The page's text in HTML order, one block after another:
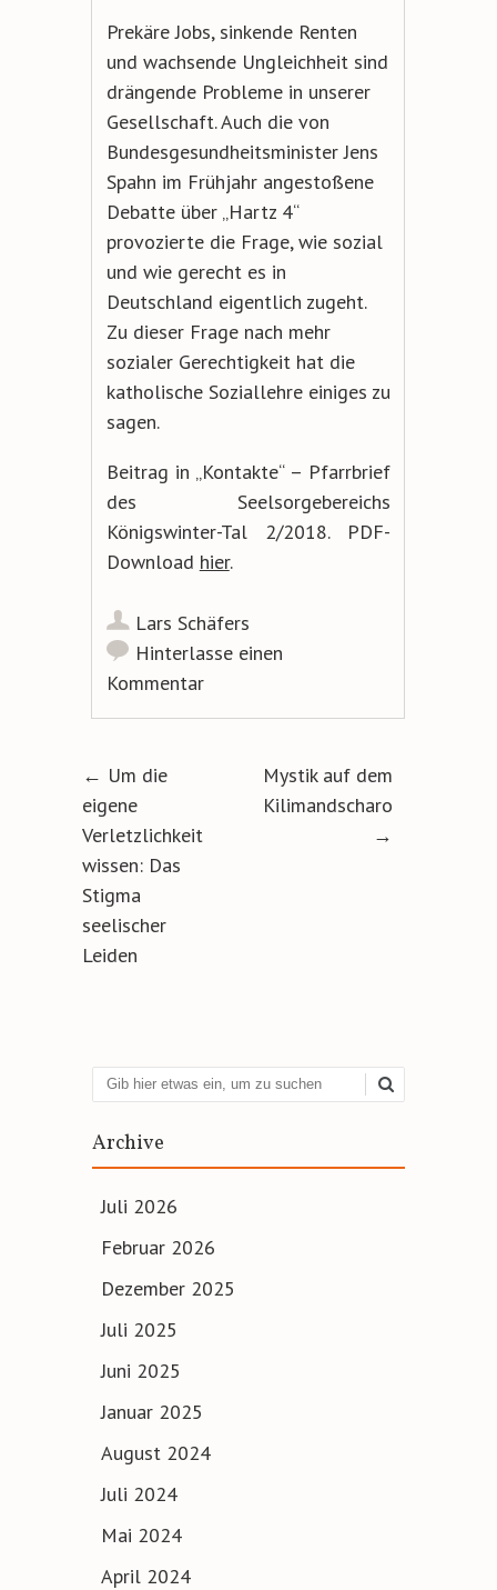
Prekäre Jobs, sinkende Renten
und wachsende Ungleichheit sind
drängende Probleme in unserer
Gesellschaft. Auch die von
Bundesgesundheitsminister Jens
Spahn im Frühjahr angestoßene
Debatte über „Hartz 4“
provozierte die Frage, wie sozial
und wie gerecht es in
Deutschland eigentlich zugeht.
Zu dieser Frage nach mehr
sozialer Gerechtigkeit hat die
katholische Soziallehre einiges zu
sagen.
Beitrag in „Kontakte“ – Pfarrbrief
des Seelsorgebereichs
Königswinter-Tal 2/2018. PDF-
Download hier.
Lars Schäfers
Hinterlasse einen
Kommentar
Artikel-Navigation
← Um die
eigene
Verletzlichkeit
wissen: Das
Stigma
seelischer
Leiden
Mystik auf dem
Kilimandscharo
→
Suchen
Archive
Juli 2026
Februar 2026
Dezember 2025
Juli 2025
Juni 2025
Januar 2025
August 2024
Juli 2024
Mai 2024
April 2024